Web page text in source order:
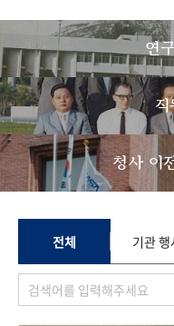
간행물 변천사
기록물 아카이브
사진 아카이브 문서 기
50+1 주년 기념
성과 50선 숫자로 보는 50
세계와 함께 한 KIHASA
VR 역사관
연
청사 이
전체 기관 행